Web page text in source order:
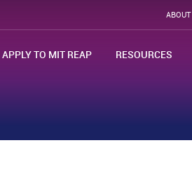
ABOUT
APPLY TO MIT REAP RESOURCES